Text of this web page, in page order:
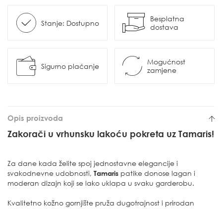
Stanje: Dostupno
Besplatna
dostava
Sigurno plaćanje
Mogućnost
zamjene
Opis proizvoda
Zakorači u vrhunsku lakoću pokreta uz Tamaris!
Za dane kada želite spoj jednostavne elegancije i
svakodnevne udobnosti, Tamaris patike donose lagan i
moderan dizajn koji se lako uklapa u svaku garderobu.
Kvalitetno kožno gornjište pruža dugotrajnost i prirodan